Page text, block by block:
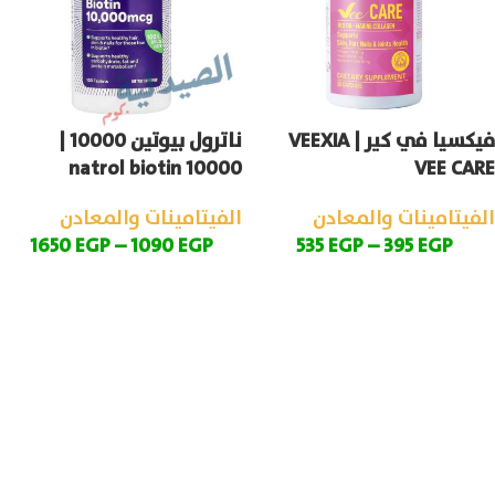
فيكسيا في كير | VEEXIA
VEE CARE
الفيتامينات والمعادن
395EGP
–
535EGP
ناترول بيوتين 10000 |
natrol biotin 10000
الفيتامينات والمعادن
1090EGP
–
1650EGP